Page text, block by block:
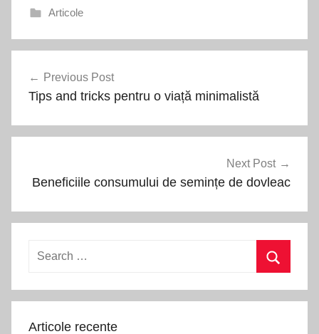
Articole
Previous Post
Tips and tricks pentru o viață minimalistă
Next Post
Beneficiile consumului de semințe de dovleac
Search
Articole recente